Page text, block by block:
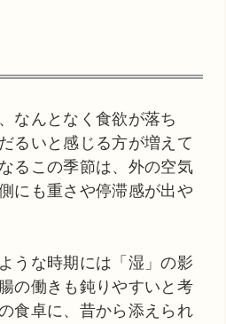
なんとなく食欲が落ち
るいと感じる方が増えて
るこの季節は、外の空気
にも重さや停滞感が出や
うな時期には「湿」の影
の働きも鈍りやすいと考
食卓に、昔から添えられ